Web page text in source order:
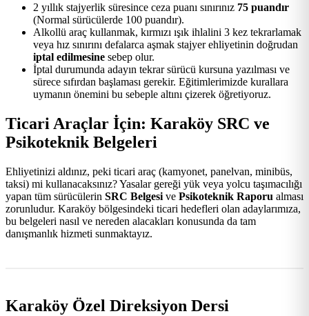
2 yıllık stajyerlik süresince ceza puanı sınırınız 75 puandır
(Normal sürücülerde 100 puandır).
Alkollü araç kullanmak, kırmızı ışık ihlalini 3 kez tekrarlamak
veya hız sınırını defalarca aşmak stajyer ehliyetinin doğrudan
iptal edilmesine sebep olur.
İptal durumunda adayın tekrar sürücü kursuna yazılması ve
sürece sıfırdan başlaması gerekir. Eğitimlerimizde kurallara
uymanın önemini bu sebeple altını çizerek öğretiyoruz.
Ticari Araçlar İçin: Karaköy SRC ve
Psikoteknik Belgeleri
Ehliyetinizi aldınız, peki ticari araç (kamyonet, panelvan, minibüs,
taksi) mi kullanacaksınız? Yasalar gereği yük veya yolcu taşımacılığı
yapan tüm sürücülerin SRC Belgesi ve Psikoteknik Raporu alması
zorunludur. Karaköy bölgesindeki ticari hedefleri olan adaylarımıza,
bu belgeleri nasıl ve nereden alacakları konusunda da tam
danışmanlık hizmeti sunmaktayız.
Karaköy Özel Direksiyon Dersi